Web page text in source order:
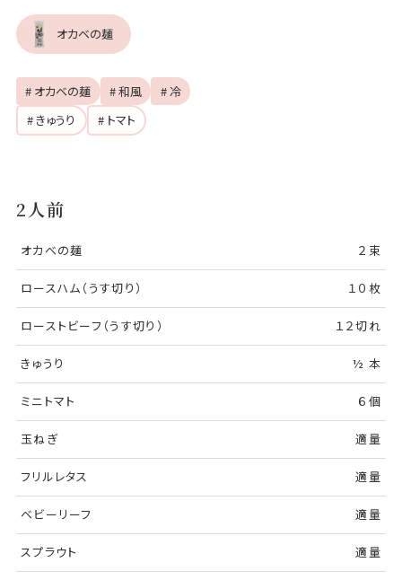
オカベの麺
# オカベの麺 # 和風
# 冷
# きゅうり
# トマト
2人前
オカベの麺 ２束
ロースハム（うす切り） １０枚
ローストビーフ（うす切り） １２切れ
きゅうり ½ 本
ミニトマト ６個
玉ねぎ 適量
フリルレタス 適量
ベビーリーフ 適量
スプラウト 適量